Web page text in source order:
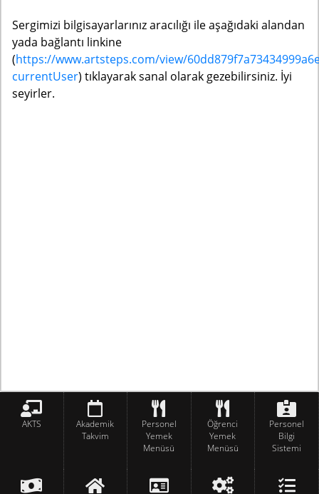
Sergimizi bilgisayarlarınız aracılığı ile aşağıdaki alandan
yada bağlantı linkine
(https://www.artsteps.com/view/
currentUser) tıklayarak sanal olarak gezebilirsiniz. İyi
seyirler.
AKTS
Akademik
Takvim
Personel
Yemek
Menüsü
Öğrenci
Yemek
Menüsü
Personel
Bilgi
Sistemi